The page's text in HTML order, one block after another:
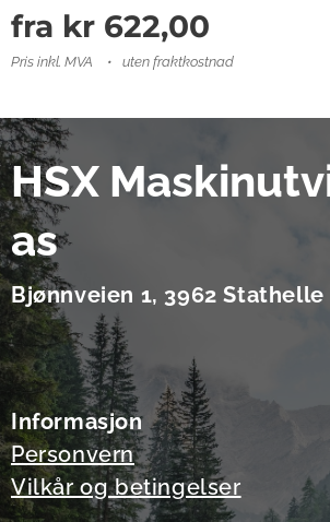
fra kr 622,00
Pris inkl. MVA uten fraktkostnad
HSX
as
Bjønnveien 1, 3962 Stathelle
Informasjon
Personvern
Vilkår og betingelser